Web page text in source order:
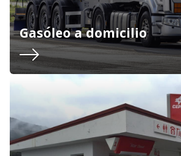
Gasóleo a domicilio